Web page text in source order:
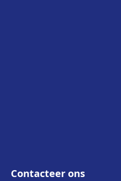
Contacteer ons